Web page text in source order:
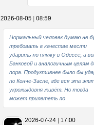
2026-08-05 | 08:59
Нормальный человек думаю не
требовать в качестве мести
ударить по пляжу в Одессе, а
Банковой и аналогичным целям
пора. Продуктивнее было бы
по Конче-Заспе, где вся эта
укрожыдовня живёт. Но тогда
может прилететь по
2026-07-24 | 17:00